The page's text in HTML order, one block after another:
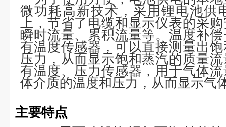
微功耗高新技术，采用锂电池供
上，节省了电缆和显示仪表的采
瞬时流量、累积流量等。温度补
有温度传感器，可以直接测量出
压力，从而显示饱和蒸汽的质量
有温度、压力传感器，用于气体
体介质的温度和压力，从而显示气
主要特点